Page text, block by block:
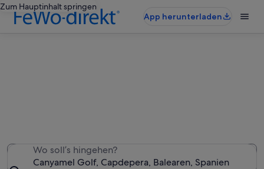
Zum Hauptinhalt springen
App herunterladen
Wo soll’s hingehen?
Canyamel Golf, Capdepera, Balearen, Spanien